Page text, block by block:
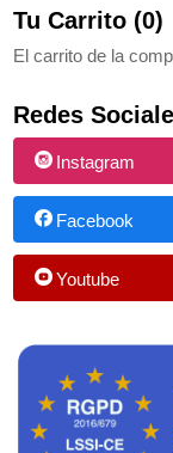
Tu Carrito (0)
El carrito de la
Redes
Instagram
Facebook
Youtube